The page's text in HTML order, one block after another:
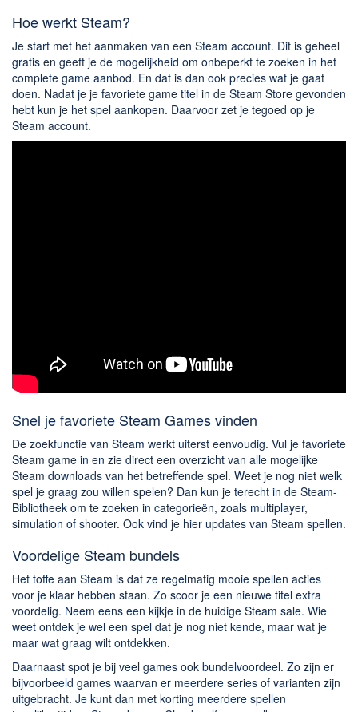
Hoe werkt Steam?
Je start met het aanmaken van een Steam account. Dit is geheel
gratis en geeft je de mogelijkheid om onbeperkt te zoeken in het
complete game aanbod. En dat is dan ook precies wat je gaat
doen. Nadat je je favoriete game titel in de Steam Store gevonden
hebt kun je het spel aankopen. Daarvoor zet je tegoed op je
Steam account.
Snel je favoriete Steam Games vinden
De zoekfunctie van Steam werkt uiterst eenvoudig. Vul je favoriete
Steam game in en zie direct een overzicht van alle mogelijke
Steam downloads van het betreffende spel. Weet je nog niet welk
spel je graag zou willen spelen? Dan kun je terecht in de Steam-
Bibliotheek om te zoeken in categorieën, zoals multiplayer,
simulation of shooter. Ook vind je hier updates van Steam spellen.
Voordelige Steam bundels
Het toffe aan Steam is dat ze regelmatig mooie spellen acties
voor je klaar hebben staan. Zo scoor je een nieuwe titel extra
voordelig. Neem eens een kijkje in de huidige Steam sale. Wie
weet ontdek je wel een spel dat je nog niet kende, maar wat je
maar wat graag wilt ontdekken.
Daarnaast spot je bij veel games ook bundelvoordeel. Zo zijn er
bijvoorbeeld games waarvan er meerdere series of varianten zijn
uitgebracht. Je kunt dan met korting meerdere spellen